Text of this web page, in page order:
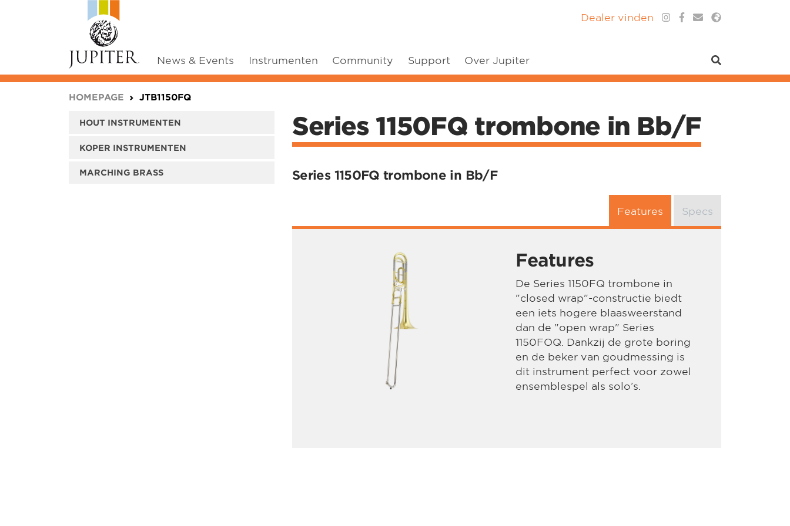
News & Events Instrumenten Community Support Over Jupiter
Dealer vinden
HOMEPAGE JTB1150FQ
HOUT INSTRUMENTEN
KOPER INSTRUMENTEN
MARCHING BRASS
Series 1150FQ trombone in Bb/F
Series 1150FQ trombone in Bb/F
Features Specs
Features
De Series 1150FQ trombone in
"closed wrap"-constructie biedt
een iets hogere blaasweerstand
dan de "open wrap" Series
1150FOQ. Dankzij de grote boring
en de beker van goudmessing is
dit instrument perfect voor zowel
ensemblespel als solo’s.